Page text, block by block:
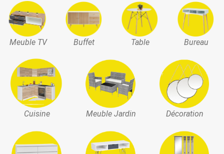
Meuble TV Buffet Table Bureau
Cuisine Meuble Jardin Décoration